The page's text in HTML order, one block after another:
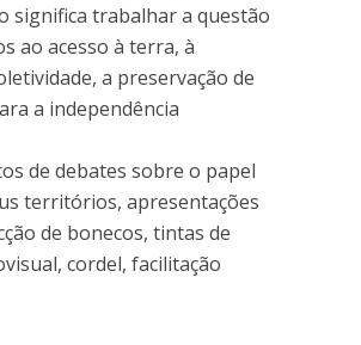
significa trabalhar a questão
ao acesso à terra, à
a preservação de
a independência
de debates sobre o papel
territórios, apresentações
de bonecos, tintas de
cordel, facilitação